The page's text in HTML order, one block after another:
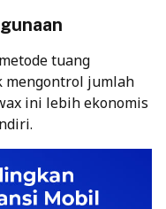
tuang
mengontrol jumlah
ini lebih ekonomis